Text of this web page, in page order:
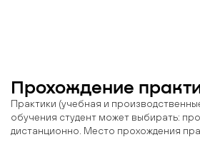
Прохождение
Практики (учебная и
обучения студент может выбирать:
дистанционно. Место прохождения